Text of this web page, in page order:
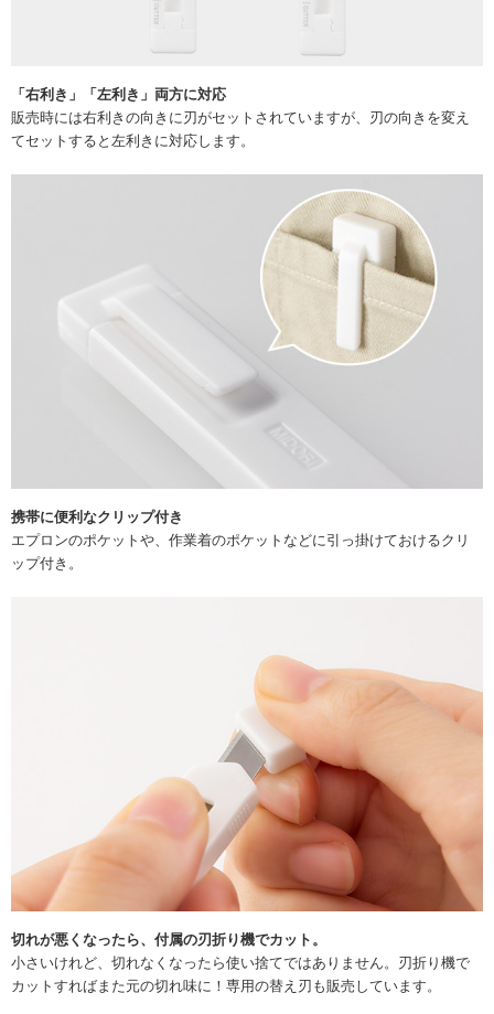
「右利き」「左利き」両方に対応
販売時には右利きの向きに刃がセットされていますが、刃の向きを変え
てセットすると左利きに対応します。
携帯に便利なクリップ付き
エプロンのポケットや、作業着のポケットなどに引っ掛けておけるクリ
ップ付き。
切れが悪くなったら、付属の刃折り機でカット。
小さいけれど、切れなくなったら使い捨てではありません。刃折り機で
カットすればまた元の切れ味に！専用の替え刃も販売しています。